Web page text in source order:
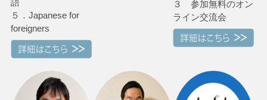
語
５．Japanese for
foreigners
３ 参加無料のオン
ライン交流会